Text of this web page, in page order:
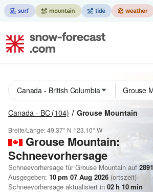
Canada - BC (104) Grouse Mountain
Breite/Länge:49.37° N 123.10° W
Grouse Mountain:
Schneevorhersage
Schneevorhersage für Grouse Mountain auf 2891
Ausgegeben: 10 pm 07 Aug 2026 (ortszeit)
Schneevorhersage aktualisiert in 02h 10min